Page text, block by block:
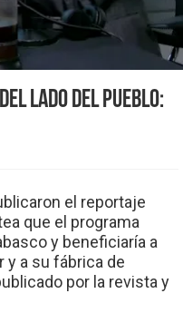
lado del pueblo:
el reportaje
que el programa
y beneficiaría a
y a su fábrica de
por la revista y